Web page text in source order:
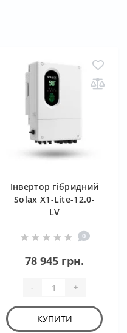
Інвертор гібридний
Solax X1-Lite-12.0-
LV
0
78 945 грн.
- +
КУПИТИ